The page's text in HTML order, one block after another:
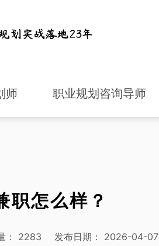
师 职业规划咨询导师
职怎么样？
： 2283 发布日期： 2026-04-07